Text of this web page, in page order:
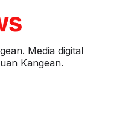
Media digital
Kangean.